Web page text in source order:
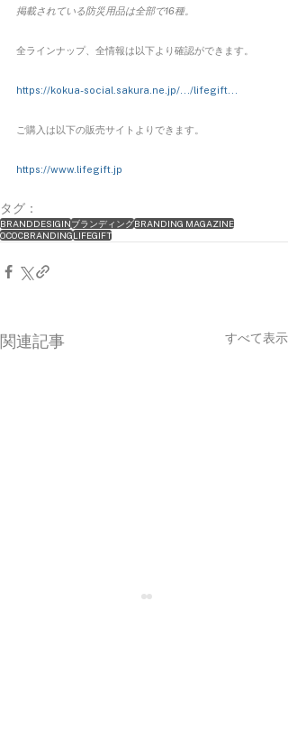
掲載されている防災用品は全部で16種。
全ラインナップ、全情報は以下より確認ができます。
https://kokua-social.sakura.ne.jp/.../lifegift...
ご購入は以下の販売サイトよりできます。
https://www.lifegift.jp
タグ：
BRANDDESIGINブランディングBRANDING MAGAZINE
OCOCBRANDINGLIFEGIFT
関連記事 すべて表示